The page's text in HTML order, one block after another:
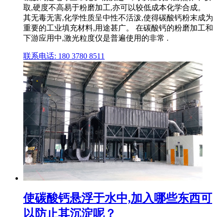
取,硬度不高易于粉磨加工,亦可以较低成本化学合成。
其无毒无害,化学性质呈中性不活泼,使得碳酸钙粉末成为
重要的工业填充材料,用途甚广。 在碳酸钙的粉磨加工和
下游应用中,激光粒度仪是普遍使用的非常 .
联系电话: 180 3780 8511
使碳酸钙悬浮于水中,加入哪些东西可
以防止其沉淀呢？